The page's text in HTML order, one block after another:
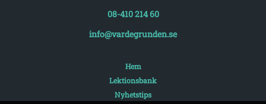
08-410 214 60
info@vardegrunden.se
Hem
Lektionsbank
Nyhetstips